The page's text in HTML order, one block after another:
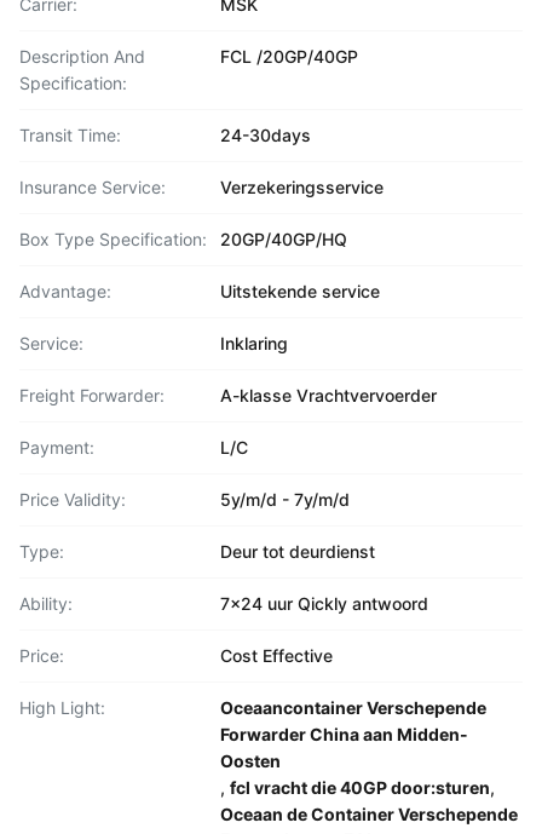
Carrier: MSK
Description And
Specification:
FCL /20GP/40GP
Transit Time: 24-30days
Insurance Service: Verzekeringsservice
Box Type Specification: 20GP/40GP/HQ
Advantage: Uitstekende service
Service: Inklaring
Freight Forwarder: A-klasse Vrachtvervoerder
Payment: L/C
Price Validity: 5y/m/d - 7y/m/d
Type: Deur tot deurdienst
Ability: 7x24 uur Qickly antwoord
Price: Cost Effective
High Light:
Oceaancontainer Verschepende
Forwarder China aan Midden-
Oosten
, fcl vracht die 40GP door:sturen,
Oceaan de Container Verschepende